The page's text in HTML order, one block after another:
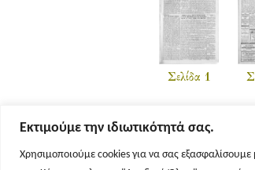
Εκτιμούμε την ιδιωτικότητά σας.
Χρησιμοποιούμε cookies για να σας
Σελίδα 1